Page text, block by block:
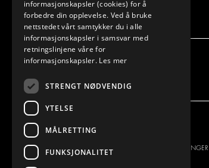
INNREDNINGSLØSNINGER
informasjonskapsler (cookies) for å
forbedre din opplevelse. Ved å bruke
nettstedet vårt samtykker du i alle
informasjonskapsler i samsvar med
retningslinjene våre for
informasjonskapsler. Les mer
STRENGT NØDVENDIG
YTELSE
MÅLRETTING
FUNKSJONALITET